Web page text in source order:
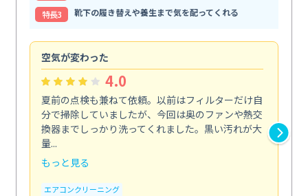
特⻑3
靴下の履き替えや養生まで気を配ってくれる
空気が変わった
4.0
夏前の点検も兼ねて依頼。以前はフィルターだけ自
分で掃除していましたが、今回は奥のファンや熱交
換器までしっかり洗ってくれました。黒い汚れが大
量...
もっと見る
エアコンクリーニング